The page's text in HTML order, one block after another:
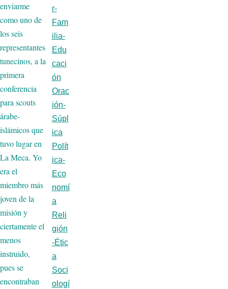
enviarme
como uno de
los seis
representantes
tunecinos, a la
primera
conferencia
para scouts
árabe-
islámicos que
tuvo lugar en
La Meca. Yo
era el
miembro más
joven de la
misión y
ciertamente el
menos
instruido,
pues se
encontraban
r-
Fam
ilia-
Edu
caci
ón
Orac
ión-
Súpl
ica
Polít
ica-
Eco
nomí
a
Reli
gión
-Étic
a
Soci
ologí